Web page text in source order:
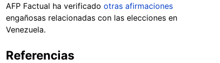
AFP Factual ha verificado otras afirmaciones
engañosas relacionadas con las elecciones en
Venezuela.
Referencias